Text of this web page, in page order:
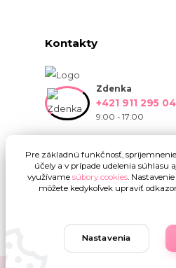
Kontakty
Zdenka
+421 911 295
9:00 - 17:00
Upravit sběr
Pre základnú funkčnosť,
účely a v prípade udelenia súhlasu
využívame súbory cookies.
môžete kedykoľvek upraviť
Nastavenia